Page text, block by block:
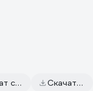
Сертификат соответствия от 2024.09.04 Скачать всю документацию